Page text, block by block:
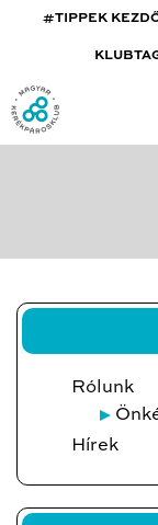
#TIPPEK
Rólunk
Hírek